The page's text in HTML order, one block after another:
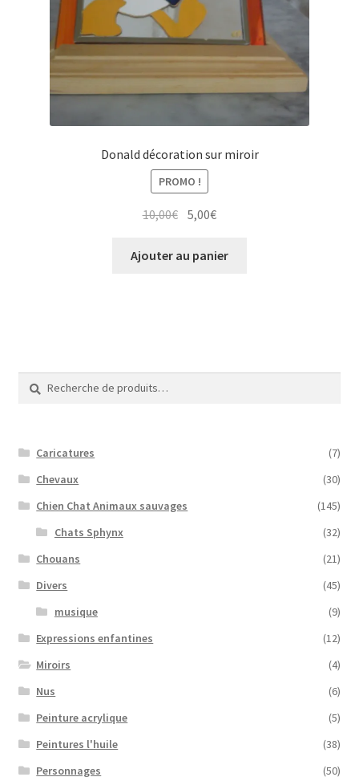
Donald décoration sur miroir
PROMO !
10,00€ Le
initial
5,00€Le
actuel
Ajouter au panier
Recherche
pour :
Recherche
Caricatures
(7)
Chevaux
(30)
Chien Chat Animaux sauvages
(145)
Chats Sphynx
(32)
Chouans
(21)
Divers
(45)
musique
(9)
Expressions enfantines
(12)
Miroirs
(4)
Nus
(6)
Peinture acrylique
(5)
Peintures l'huile
(38)
Personnages
(50)